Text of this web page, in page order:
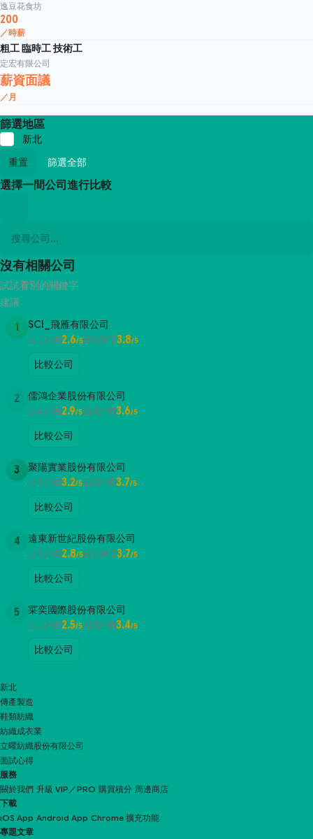
逸豆花食坊
200
／時薪
粗工 臨時工 技術工
定宏有限公司
薪資面議
／月
篩選地區
新北
重置
篩選全部
選擇一間公司進行比較
沒有相關公司
試試看別的關鍵字
建議
1 SCI_飛雁有限公司
公司評價2.6/5面試評價3.8/5
比較公司
2 儒鴻企業股份有限公司
公司評價2.9/5面試評價3.6/5
比較公司
3 聚陽實業股份有限公司
公司評價3.2/5面試評價3.7/5
比較公司
4 遠東新世紀股份有限公司
公司評價2.8/5面試評價3.7/5
比較公司
5 寀奕國際股份有限公司
公司評價2.5/5面試評價3.4/5
比較公司
新北
傳產製造
鞋類紡織
紡織成衣業
立曜紡織股份有限公司
面試心得
服務
關於我們 升級 VIP／PRO 購買積分 周邊商店
下載
iOS App Android App Chrome 擴充功能
專題文章